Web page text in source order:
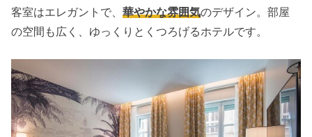
客室はエレガントで、華やかな雰囲気のデザイン。部屋
の空間も広く、ゆっくりとくつろげるホテルです。